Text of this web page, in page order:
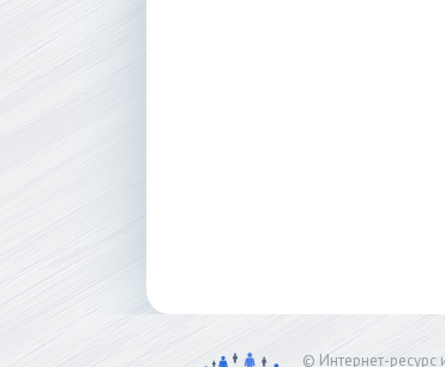
© Интернет-ресурс